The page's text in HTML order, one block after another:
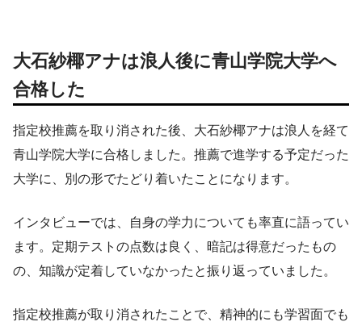
大石紗椰アナは浪人後に青山学院大学へ
合格した
指定校推薦を取り消された後、大石紗椰アナは浪人を経て
青山学院大学に合格しました。推薦で進学する予定だった
大学に、別の形でたどり着いたことになります。
インタビューでは、自身の学力についても率直に語ってい
ます。定期テストの点数は良く、暗記は得意だったもの
の、知識が定着していなかったと振り返っていました。
指定校推薦が取り消されたことで、精神的にも学習面でも